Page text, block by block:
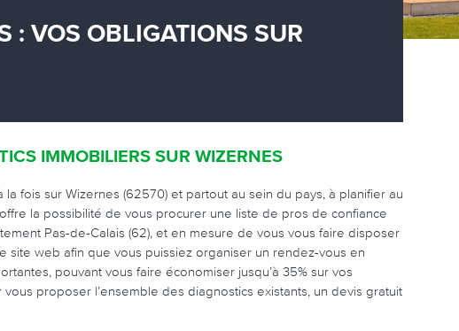
: VOS OBLIGATIONS SUR
IMMOBILIERS SUR WIZERNES
fois sur Wizernes (62570) et partout au sein du pays, à planifier au
la possibilité de vous procurer une liste de pros de confiance
Pas-de-Calais (62), et en mesure de vous vous faire disposer
site web afin que vous puissiez organiser un rendez-vous en
pouvant vous faire économiser jusqu’à 35% sur vos
proposer l’ensemble des diagnostics existants, un devis gratuit